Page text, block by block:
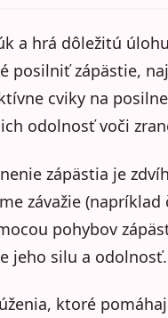
a hrá dôležitú
posilniť zápästie,
cviky na
odolnosť voči
zápästia je
závažie
pohybov
jeho silu a odolnosť.
ktoré